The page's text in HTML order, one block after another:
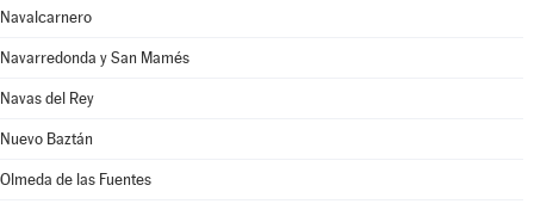
Navalcarnero
Navarredonda y San Mamés
Navas del Rey
Nuevo Baztán
Olmeda de las Fuentes